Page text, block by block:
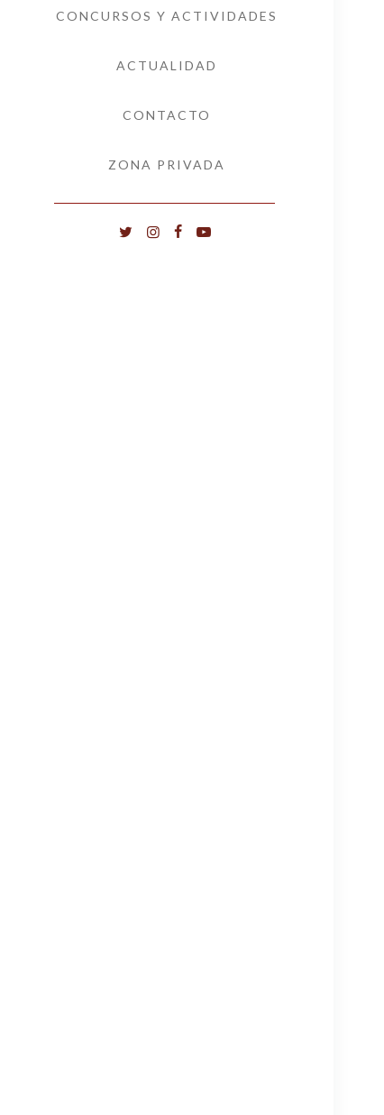
CONCURSOS Y ACTIVIDADES
ACTUALIDAD
CONTACTO
ZONA PRIVADA